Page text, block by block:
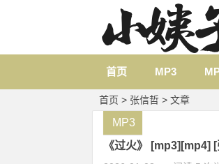
首页 MP3
首页 > 张信哲 > 文章
《过火》 [mp3][mp4]
MP3